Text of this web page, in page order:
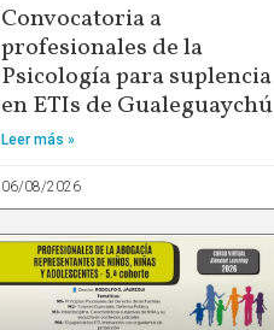
Convocatoria a
profesionales de la
Psicología para suplencia
en ETIs de Gualeguaychú
Leer más »
06/08/2026